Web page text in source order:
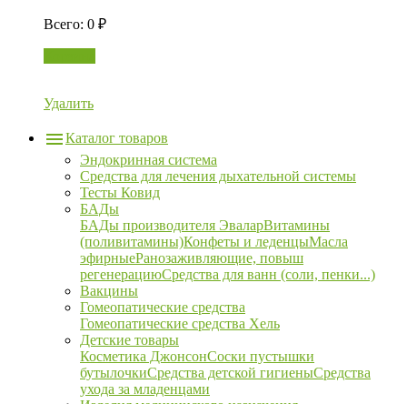
Всего: 0 ₽
Удалить
Каталог товаров
Эндокринная система
Средства для лечения дыхательной системы
Тесты Ковид
БАДы
БАДы производителя ЭваларВитамины
(поливитамины)Конфеты и леденцыМасла
эфирныеРанозаживляющие, повыш
регенерациюСредства для ванн (соли, пенки...)
Вакцины
Гомеопатические средства
Гомеопатические средства Хель
Детские товары
Косметика ДжонсонСоски пустышки
бутылочкиСредства детской гигиеныСредства
ухода за младенцами